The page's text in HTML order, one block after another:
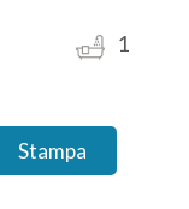
1
Stampa: Cod.
Stampa